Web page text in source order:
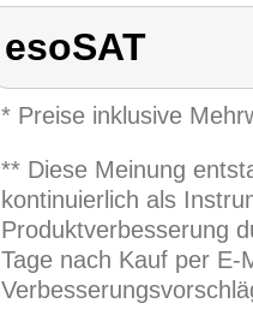
esoSAT
* Preise inklusive
** Diese Meinung
kontinuierlich als
Produktverbesserung
Tage nach Kauf per E-